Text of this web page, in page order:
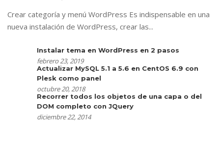
Crear categoría y menú WordPress Es indispensable en una
nueva instalación de WordPress, crear las...
Instalar tema en WordPress en 2 pasos
febrero 23, 2019
Actualizar MySQL 5.1 a 5.6 en CentOS 6.9 con
Plesk como panel
octubre 20, 2018
Recorrer todos los objetos de una capa o del
DOM completo con JQuery
diciembre 22, 2014